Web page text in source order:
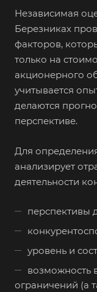
Независимая
Березниках
факторов,
только на
акционерного
учитывается
делаются
перспективе.
Для
анализирует
деятельности
перспективы
уровень и
возможность
ограничений (а